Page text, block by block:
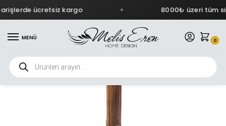
ücretsiz kargo 8000₺ üzeri tüm
MENÜ 0